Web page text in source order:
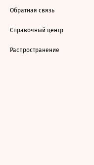
Обратная связь
Справочный центр
Распространение